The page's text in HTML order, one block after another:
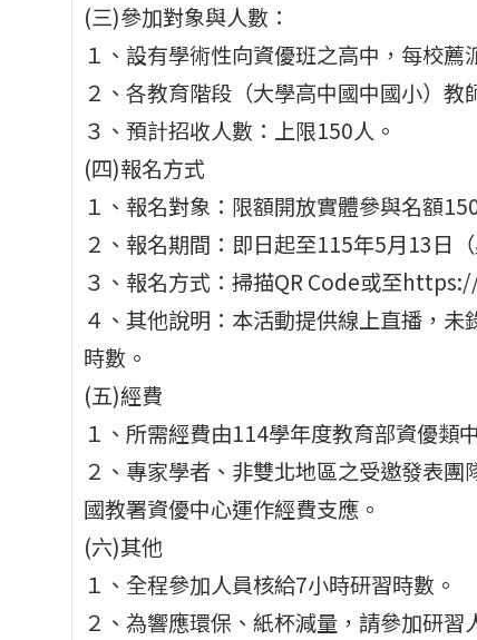
(三)參加對象與人數：
１、設有學術性向資優班之高中，每校薦
２、各教育階段（大學高中國中國小）教
３、預計招收人數：上限150人。
(四)報名方式
１、報名對象：限額開放實體參與名額
２、報名期間：即日起至115年5月13日
３、報名方式：掃描QR Code或至
４、其他說明：本活動提供線上直播，
時數。
(五)經費
１、所需經費由114學年度教育部資優類
２、專家學者、非雙北地區之受邀發表
國教署資優中心運作經費支應。
(六)其他
１、全程參加人員核給7小時研習時數。
２、為響應環保、紙杯減量，請參加研習